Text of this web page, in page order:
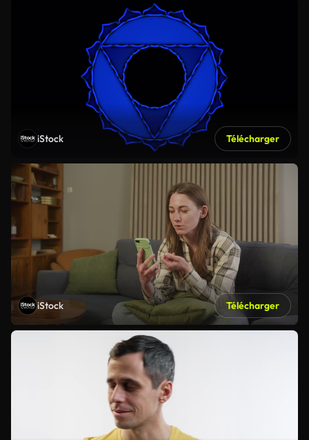
iStock Télécharger
iStock Télécharger